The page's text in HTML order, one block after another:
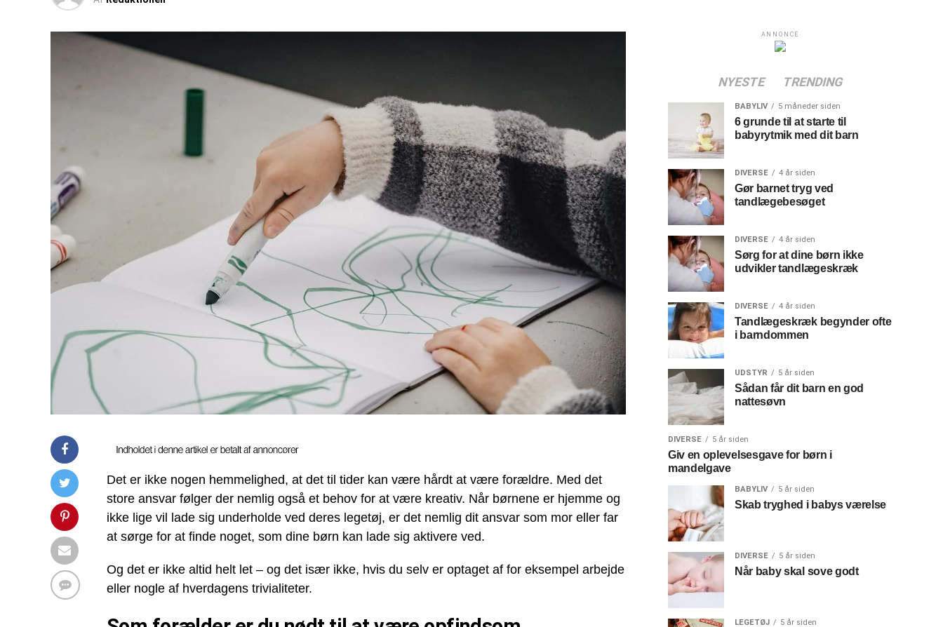
Det er ikke nogen hemmelighed, at det til tider kan være hårdt at være forældre. Med det
store ansvar følger der nemlig også et behov for at være kreativ. Når børnene er hjemme og
ikke lige vil lade sig underholde ved deres legetøj, er det nemlig dit ansvar som mor eller far
at sørge for at finde noget, som dine børn kan lade sig aktivere ved.
Og det er ikke altid helt let – og det især ikke, hvis du selv er optaget af for eksempel arbejde
eller nogle af hverdagens trivialiteter.
ANNONCE
NYESTE TRENDING
BABYLIV 5 måneder siden
6 grunde til at starte til
babyrytmik med dit barn
DIVERSE 4 år siden
Gør barnet tryg ved
tandlægebesøget
DIVERSE 4 år siden
Sørg for at dine børn ikke
udvikler tandlægeskræk
DIVERSE 4 år siden
Tandlægeskræk begynder ofte
i barndommen
UDSTYR 5 år siden
Sådan får dit barn en god
nattesøvn
DIVERSE 5 år siden
Giv en oplevelsesgave for børn i
mandelgave
BABYLIV 5 år siden
Skab tryghed i babys værelse
DIVERSE 5 år siden
Når baby skal sove godt
LEGETØJ 5 år siden